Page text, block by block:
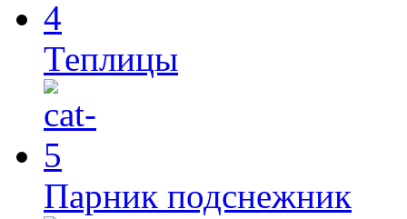
Теплицы
Парник подснежник